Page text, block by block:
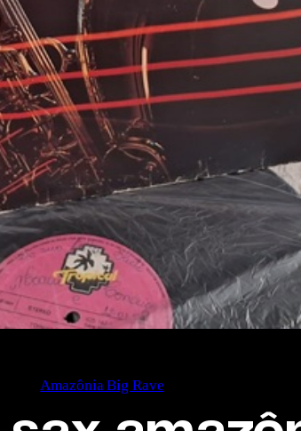
Amazônia Big Rave